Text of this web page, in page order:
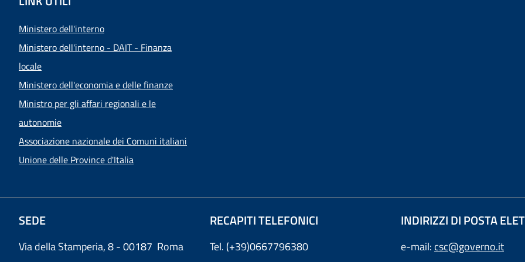
Ministero dell'interno
Ministero dell'interno - DAIT - Finanza
locale
Ministero dell'economia e delle finanze
Ministro per gli affari regionali e le
autonomie
Associazione nazionale dei Comuni italiani
Unione delle Province d'Italia
SEDE
Via della Stamperia, 8 - 00187 Roma
RECAPITI TELEFONICI
Tel. (+39)0667796380
INDIRIZZI DI POSTA
e-mail: csc@governo.it